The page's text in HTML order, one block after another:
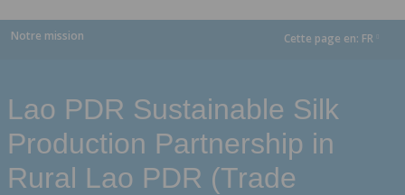
Notre mission Cette page en: FR
Lao PDR Sustainable Silk
Production Partnership in
Rural Lao PDR (Trade